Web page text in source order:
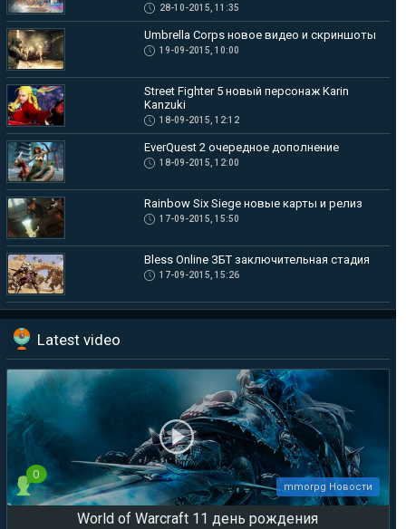
28-10-2015, 11:35
Umbrella Corps новое видео и скриншоты
19-09-2015, 10:00
Street Fighter 5 новый персонаж Karin
Kanzuki
18-09-2015, 12:12
EverQuest 2 очередное дополнение
18-09-2015, 12:00
Rainbow Six Siege новые карты и релиз
17-09-2015, 15:50
Bless Online ЗБТ заключительная стадия
17-09-2015, 15:26
Latest video
0
mmorpg Новости
World of Warcraft 11 день рождения